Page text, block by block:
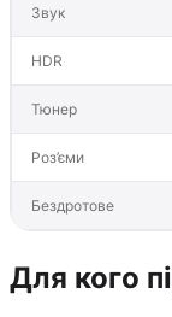
Звук
HDR
Тюнер
Роз’єми
Бездротове
Для кого